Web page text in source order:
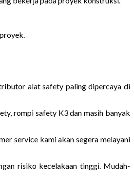
alat safety paling dipercaya di
rompi safety K3 dan masih banyak
service kami akan segera melayani
risiko kecelakaan tinggi. Mudah-